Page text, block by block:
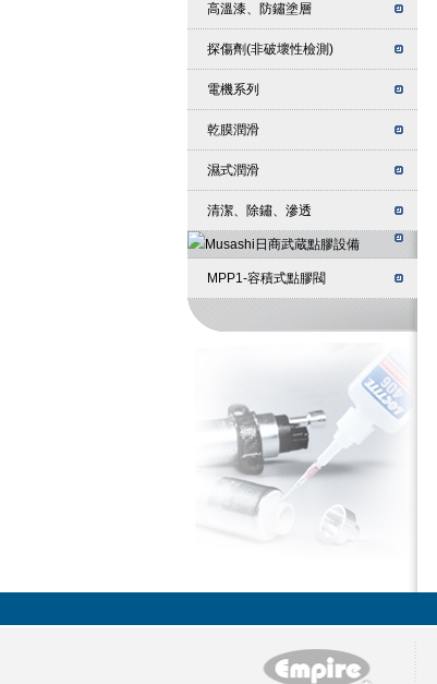
高溫漆、防鏽塗層
探傷劑(非破壞性檢測)
電機系列
乾膜潤滑
濕式潤滑
清潔、除鏽、滲透
MPP1-容積式點膠閥